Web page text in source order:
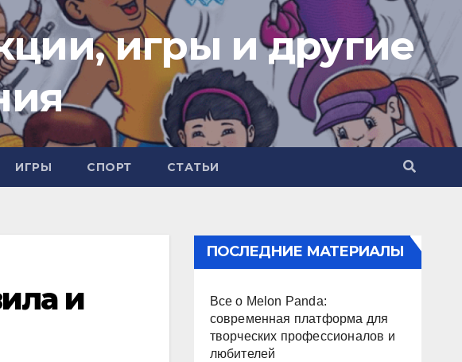
игры и другие
ИГРЫ СПОРТ СТАТЬИ
и
ПОСЛЕДНИЕ МАТЕРИАЛЫ
Все о Melon Panda:
современная платформа для
творческих профессионалов и
любителей